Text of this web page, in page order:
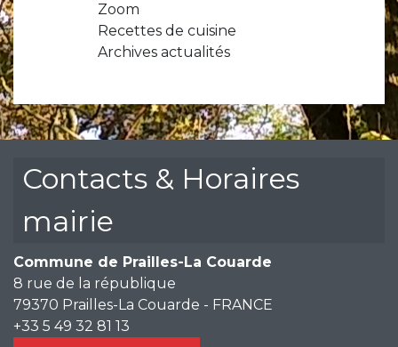
Zoom
Recettes de cuisine
Archives actualités
Contacts & Horaires
mairie
Commune de Prailles-La Couarde
8 rue de la république
79370 Prailles-La Couarde - FRANCE
+33 5 49 32 81 13